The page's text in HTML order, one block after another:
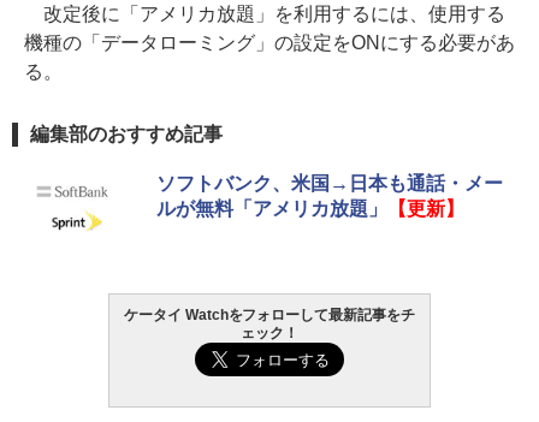
改定後に「アメリカ放題」を利用するには、使用する
機種の「データローミング」の設定をONにする必要があ
る。
編集部のおすすめ記事
ソフトバンク、米国→日本も通話・メー
ルが無料「アメリカ放題」
【更新】
ケータイ Watchをフォローして最新記事をチ
ェック！